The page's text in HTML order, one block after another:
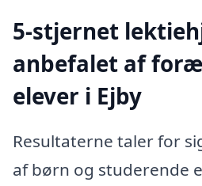
5-stjernet
anbefalet af
elever i Ejby
Resultaterne taler for
af børn og studerende